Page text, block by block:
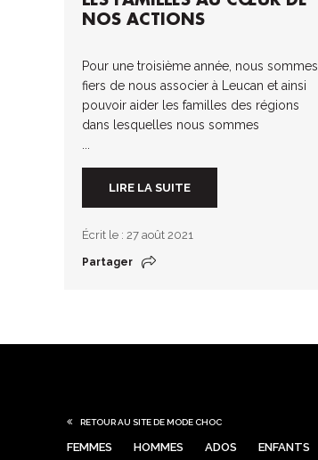
NOS ACTIONS
Pour une troisième année, nous sommes
fiers de nous associer à Leucan et ainsi
pouvoir aider les familles des régions
dans lesquelles nous sommes
LIRE LA SUITE
Écrit le : 27 août 2021
Partager
RETOUR AU SITE DE MODE CHOC
FEMMES HOMMES ADOS ENFANTS